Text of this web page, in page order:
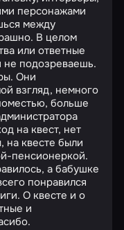
персонажами
между
В целом
или ответные
не подозреваешь.
Они
взгляд, немного
больше
на квест, нет
на квесте были
пенсионеркой.
а бабушке
понравился
О квесте и о
и